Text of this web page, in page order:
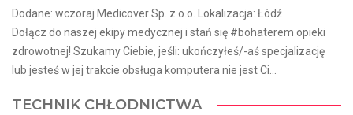
Dodane: wczoraj Medicover Sp. z o.o. Lokalizacja: Łódź
Dołącz do naszej ekipy medycznej i stań się #bohaterem opieki
zdrowotnej! Szukamy Ciebie, jeśli​: ukończyłeś/-aś specjalizację
lub jesteś w jej trakcie obsługa komputera nie jest Ci...
TECHNIK CHŁODNICTWA